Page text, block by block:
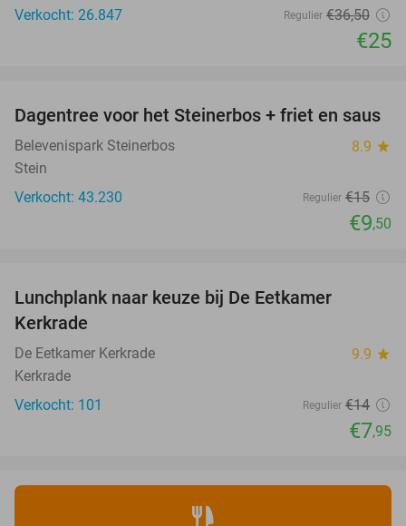
Verkocht: 26.847
Regulier €36,50
€25
37%
Dagentree voor het Steinerbos + friet en saus
Belevenispark Steinerbos 8.9 star
Stein
Verkocht: 43.230
Regulier €15
€9,50
Lunchplank naar keuze bij De Eetkamer
Kerkrade
De Eetkamer Kerkrade 9.9 star
Kerkrade
Verkocht: 101
Regulier €14
€7,95